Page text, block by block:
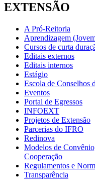
EXTENSÃO
A Pró-Reitoria
Aprendizagem
Cursos de curta
Editais externos
Editais internos
Estágio
Escola de Conselhos
Eventos
Portal de Egressos
INFOEXT
Projetos de Extensão
Parcerias do IFRO
Redinova
Modelos de
Cooperação
Regulamentos e
Transparência